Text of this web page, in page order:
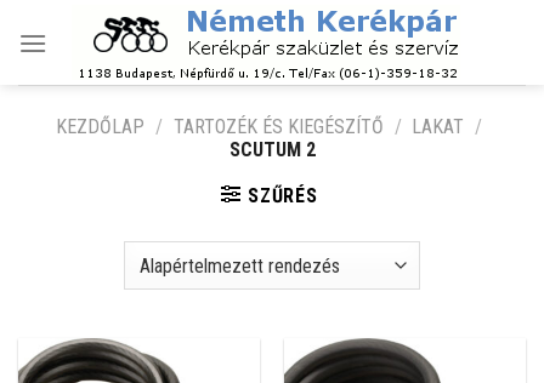
KEZDŐLAP / TARTOZÉK ÉS KIEGÉSZÍTŐ / LAKAT /
SCUTUM 2
SZŰRÉS